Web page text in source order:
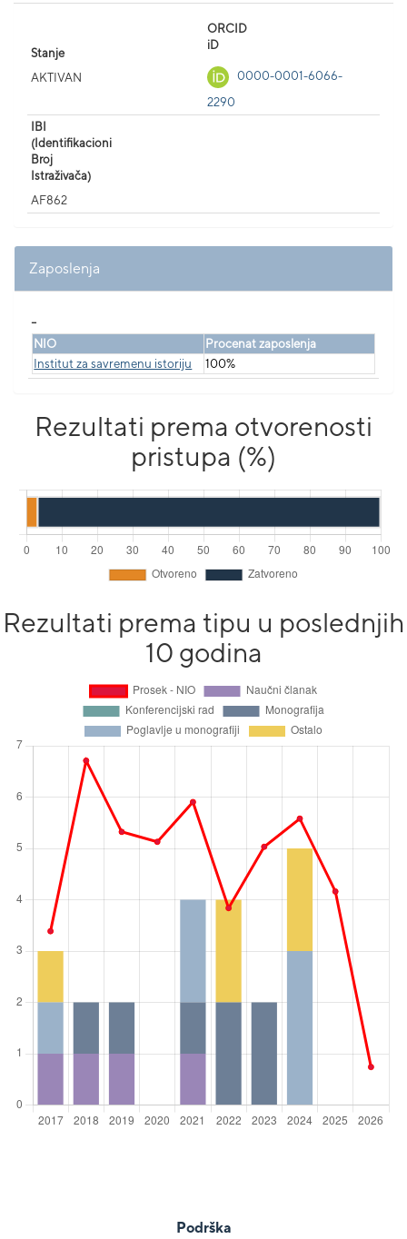
Stanje
AKTIVAN
ORCID
iD
0000-0001-6066-
2290
IBI
(Identifikacioni
Broj
Istraživača)
AF862
Zaposlenja
NIO
Procenat zaposlenja
Institut za savremenu istoriju
100%
Rezultati prema otvorenosti
pristupa (%)
Rezultati prema tipu u poslednjih
10 godina
Podrška